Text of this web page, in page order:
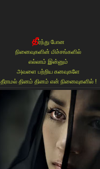
தீர்ந்து போன
நினைவுகளின் மிச்சங்களில்
எல்லாம் இன்னும்
அவளை பற்றிய கனவுகளே
தீராமல் தினம் தினம் என் நினைவுகளில் !